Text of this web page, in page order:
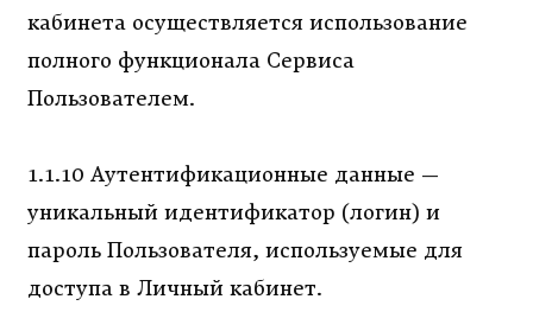
кабинета осуществляется использование
полного функционала Сервиса
Пользователем.
1.1.10 Аутентификационные данные —
уникальный идентификатор (логин) и
пароль Пользователя, используемые для
доступа в Личный кабинет.